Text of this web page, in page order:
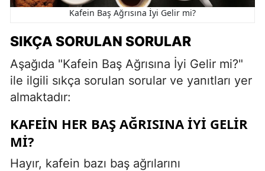
Kafein Baş Ağrısına İyi Gelir mi?
SIKÇA SORULAN SORULAR
Aşağıda "Kafein Baş Ağrısına İyi Gelir mi?"
ile ilgili sıkça sorulan sorular ve yanıtları yer
almaktadır:
KAFEIN HER BAŞ AĞRISINA IYI GELIR
MI?
Hayır, kafein bazı baş ağrılarını